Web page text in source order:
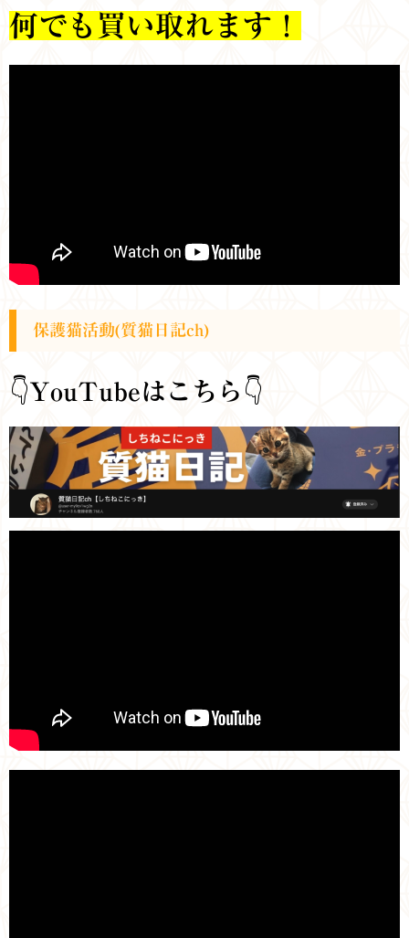
何でも買い取れます！
保護猫活動(質猫日記ch)
👇YouTubeはこちら 👇